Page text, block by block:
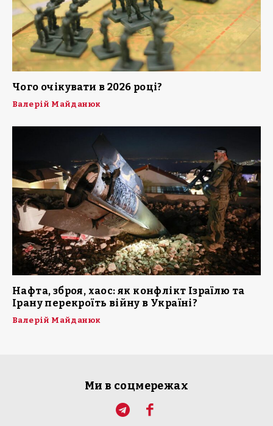
Чого очікувати в 2026 році?
Валерій Майданюк
Нафта, зброя, хаос: як конфлікт Ізраїлю та
Ірану перекроїть війну в Україні?
Валерій Майданюк
Ми в соцмережах